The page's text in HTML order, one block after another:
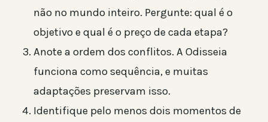
não no mundo inteiro. Pergunte: qual é o
objetivo e qual é o preço de cada etapa?
Anote a ordem dos conflitos. A Odisseia
funciona como sequência, e muitas
adaptações preservam isso.
Identifique pelo menos dois momentos de